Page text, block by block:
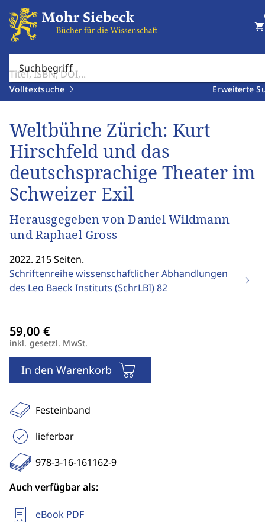
Suchbegriff
Volltextsuche Erweiterte
shopping_cart
Weltbühne Zürich: Kurt
Hirschfeld und das
deutschsprachige Theater im
Schweizer Exil
Herausgegeben von Daniel Wildmann
und Raphael Gross
2022. 215 Seiten.
Schriftenreihe wissenschaftlicher Abhandlungen
des Leo Baeck Instituts (SchrLBI)82
inkl. gesetzl. MwSt.
In den Warenkorb
Festeinband
lieferbar
978-3-16-161162-9
Auch verfügbar als:
eBook PDF